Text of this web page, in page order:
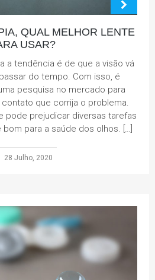
QUAL MELHOR LENTE
USAR?
a tendência é de que a visão vá
do tempo. Com isso, é
pesquisa no mercado para
que corrija o problema.
pode prejudicar diversas tarefas
para a saúde dos olhos. […]
28 Julho, 2020